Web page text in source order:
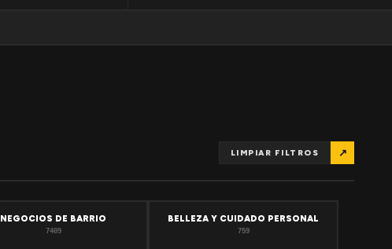
LIMPIAR FILTROS ↗
NEGOCIOS DE BARRIO
7409
BELLEZA Y CUIDADO PERSONAL
759